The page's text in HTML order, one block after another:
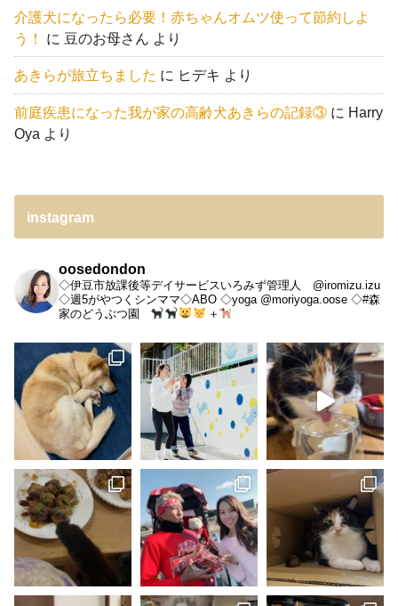
介護犬になったら必要！赤ちゃんオムツ使って節約しよ
う！
に 豆のお母さん より
あきらが旅立ちました に ヒデキ より
前庭疾患になった我が家の高齢犬あきらの記録③ に Harry
Oya より
instagram
oosedondon
◇伊豆市放課後等デイサービスいろみず管理人 @iromizu.izu
◇週5がやつくシンママ◇ABO ◇yoga @moriyoga.oose ◇#森
家のどうぶつ園
＋